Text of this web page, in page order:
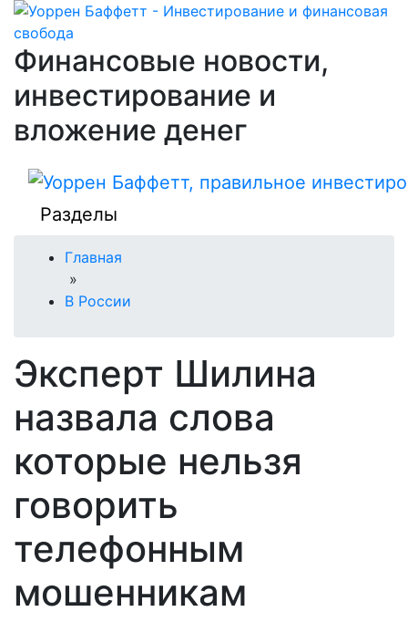
Финансовые новости,
инвестирование и
вложение денег
Разделы
Главная
»
В России
Эксперт Шилина
назвала слова
которые нельзя
говорить
телефонным
мошенникам